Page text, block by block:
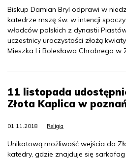
Biskup Damian Bryl odprawi w
katedrze mszę św. w intencji
władców polskich z dynastii
uczestnicy uroczystości złożą
Mieszka I i Bolesława Chrobrego w
11 listopada
Złota Kaplica w
01.11.2018 Religia
Unikatową możliwość wejścia do
katedry, gdzie znajduje się sarkofag